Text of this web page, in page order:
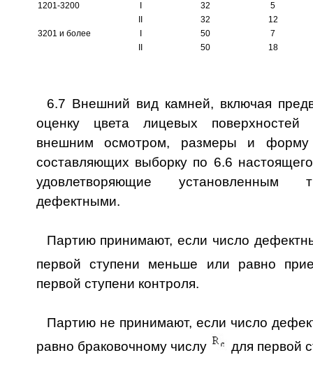
1201-3200
32
5
32
12
3201 и более
50
7
50 18
6.7 Внешний вид камней, включая
оценку цвета лицевых поверхностей
внешним осмотром, размеры и форму
составляющих выборку по 6.6
удовлетворяющие установленным
дефектными.
Партию принимают, если число
первой ступени меньше или равно
первой ступени контроля.
Партию не принимают, если число
равно браковочному числу
для первой